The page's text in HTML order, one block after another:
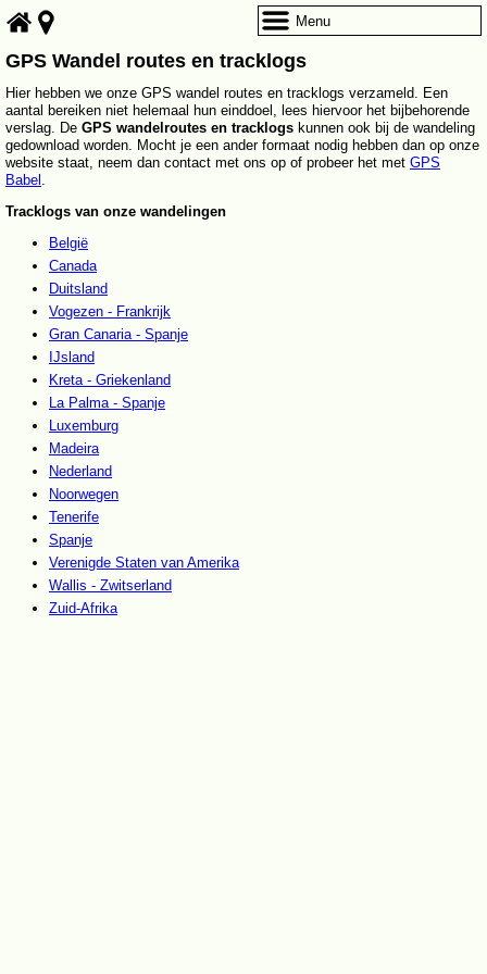
GPS Wandel routes en tracklogs
Hier hebben we onze GPS wandel routes en tracklogs verzameld. Een
aantal bereiken niet helemaal hun einddoel, lees hiervoor het bijbehorende
verslag. De GPS wandelroutes en tracklogs kunnen ook bij de wandeling
gedownload worden. Mocht je een ander formaat nodig hebben dan op onze
website staat, neem dan contact met ons op of probeer het met GPS
Babel .
Tracklogs van onze wandelingen
België
Canada
Duitsland
Vogezen - Frankrijk
Gran Canaria - Spanje
IJsland
Kreta - Griekenland
La Palma - Spanje
Luxemburg
Madeira
Nederland
Noorwegen
Tenerife
Spanje
Verenigde Staten van Amerika
Wallis - Zwitserland
Zuid-Afrika
Menu